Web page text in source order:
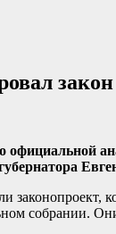
собрании.